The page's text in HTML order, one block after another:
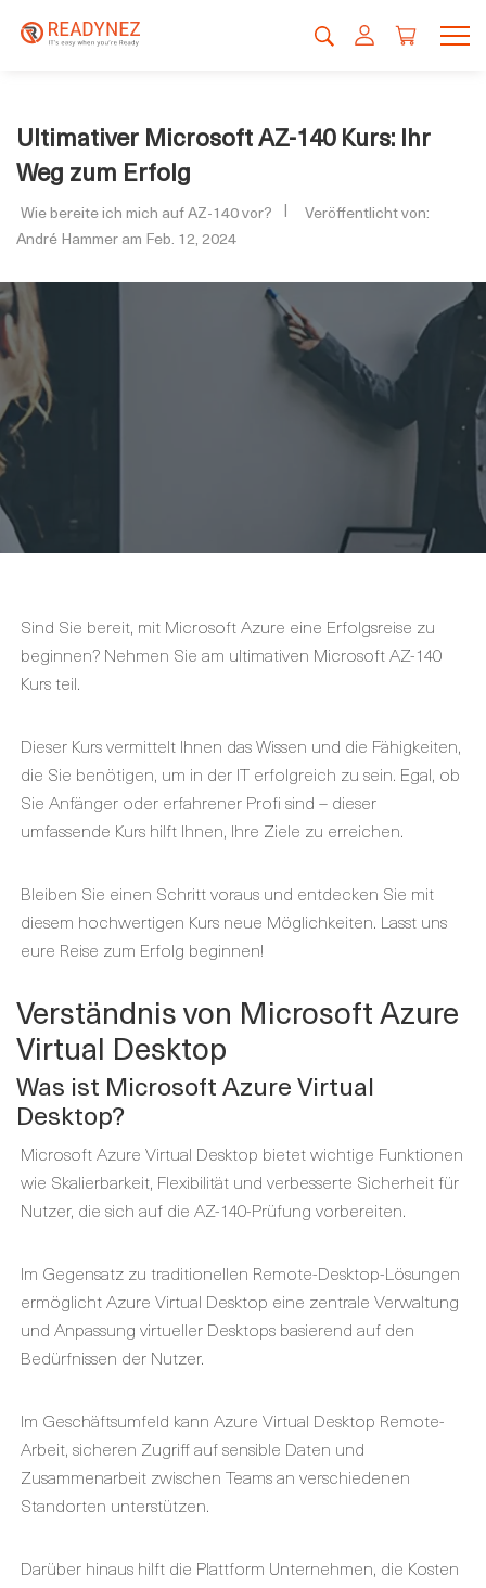
Ultimativer Microsoft AZ-140 Kurs: Ihr
Weg zum Erfolg
Wie bereite ich mich auf AZ-140 vor?
Veröffentlicht von:
André Hammer am Feb. 12, 2024
Sind Sie bereit, mit Microsoft Azure eine Erfolgsreise zu
beginnen? Nehmen Sie am ultimativen Microsoft AZ-140
Kurs teil.
Dieser Kurs vermittelt Ihnen das Wissen und die Fähigkeiten,
die Sie benötigen, um in der IT erfolgreich zu sein. Egal, ob
Sie Anfänger oder erfahrener Profi sind – dieser
umfassende Kurs hilft Ihnen, Ihre Ziele zu erreichen.
Bleiben Sie einen Schritt voraus und entdecken Sie mit
diesem hochwertigen Kurs neue Möglichkeiten. Lasst uns
eure Reise zum Erfolg beginnen!
Verständnis von Microsoft Azure
Virtual Desktop
Was ist Microsoft Azure Virtual
Desktop?
Microsoft Azure Virtual Desktop bietet wichtige Funktionen
wie Skalierbarkeit, Flexibilität und verbesserte Sicherheit für
Nutzer, die sich auf die AZ-140-Prüfung vorbereiten.
Im Gegensatz zu traditionellen Remote-Desktop-Lösungen
ermöglicht Azure Virtual Desktop eine zentrale Verwaltung
und Anpassung virtueller Desktops basierend auf den
Bedürfnissen der Nutzer.
Im Geschäftsumfeld kann Azure Virtual Desktop Remote-
Arbeit, sicheren Zugriff auf sensible Daten und
Zusammenarbeit zwischen Teams an verschiedenen
Standorten unterstützen.
Darüber hinaus hilft die Plattform Unternehmen, die Kosten